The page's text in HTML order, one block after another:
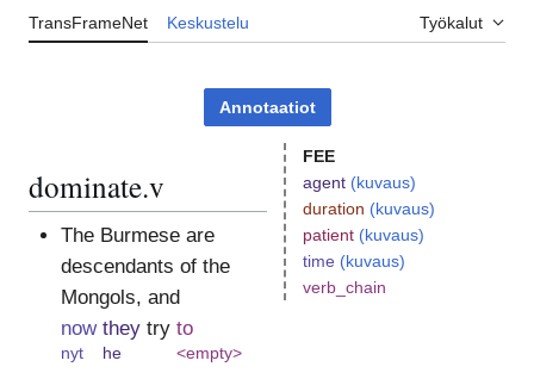
TransFrameNet Keskustelu Työkalut
Annotaatiot
dominate.v
The Burmese are
descendants of the
Mongols, and
now
nyt
they
he
try to
<empty>
FEE
agent (kuvaus)
duration (kuvaus)
patient (kuvaus)
time (kuvaus)
verb_chain